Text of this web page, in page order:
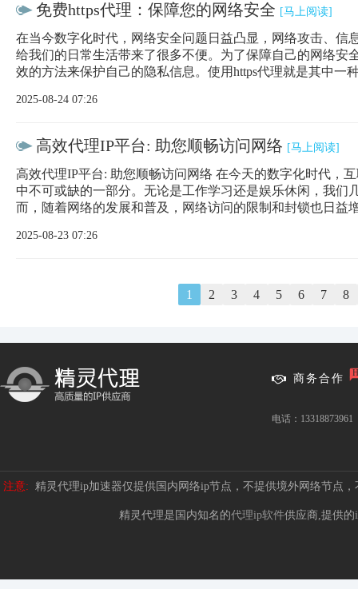
免费https代理：保障您的网络安全 [马上阅读]
在当今数字化时代，网络安全问题日益凸显，网络攻击、信
给我们的日常生活带来了很多不便。为了保障自己的网络安
效的方法来保护自己的隐私信息。使用https代理就是其中一
2025-08-24 07:26
高效代理IP平台: 助您顺畅访问网络 [马上阅读]
高效代理IP平台: 助您顺畅访问网络 在今天的数字化时代，
中不可或缺的一部分。无论是工作学习还是娱乐休闲，我们
而，随着网络的发展和普及，网络访问的限制和封锁也日益
2025-08-23 07:26
1 2 3 4 5 6 7 8
商务合作
电话：13318873961
注意: 精灵代理ip加速器仅提供国内网络ip节点，不提供境外网络节点
精灵代理是国内知名的代理ip软件供应商,提供的